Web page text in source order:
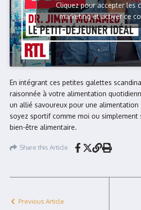
Cliquez pour accepter les
marketing et activer ce
En intégrant ces petites galettes
raisonnée à votre alimentation
un allié savoureux pour une alimentation
soyez sportif comme moi ou simplement
bien-être alimentaire.
Share this Article
Previous Article